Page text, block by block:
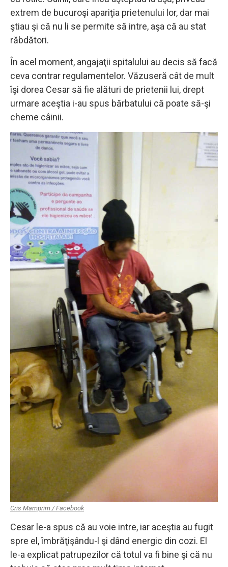
extrem de bucuroşi apariţia prietenului lor, dar mai
ştiau şi că nu li se permite să intre, aşa că au stat
răbdători.
În acel moment, angajaţii spitalului au decis să facă
ceva contrar regulamentelor. Văzuseră cât de mult
îşi dorea Cesar să fie alături de prietenii lui, drept
urmare aceştia i-au spus bărbatului că poate să-şi
cheme câinii.
Cris Mamprim / Facebook
Cesar le-a spus că au voie intre, iar aceştia au fugit
spre el, îmbrăţişându-l şi dând energic din cozi. El
le-a explicat patrupezilor că totul va fi bine şi că nu